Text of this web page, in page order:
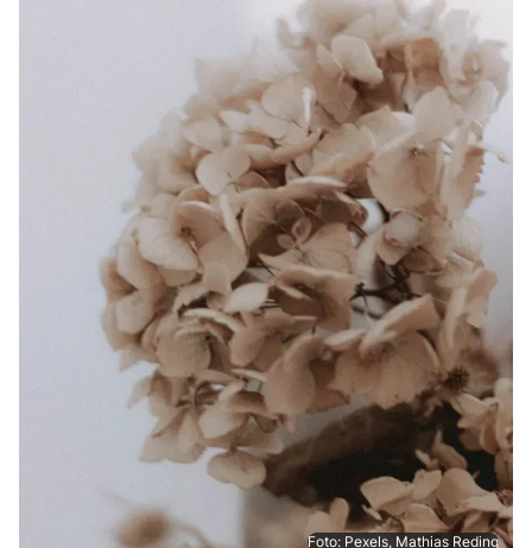
Foto: Pexels, Mathias Reding